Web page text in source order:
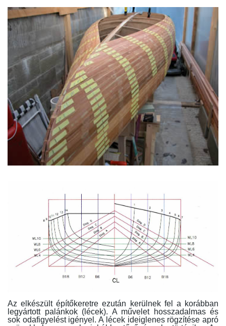
Az elkészült építőkeretre ezután kerülnek fel a korábban
legyártott palánkok (lécek). A művelet hosszadalmas és
sok odafigyelést igényel. A lécek ideiglenes rögzítése apró